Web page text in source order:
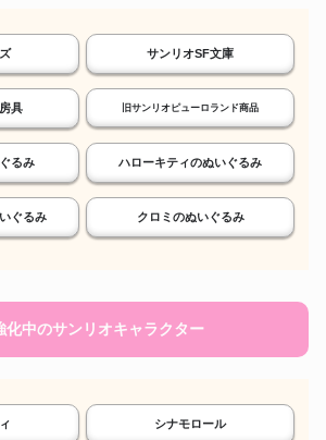
サンリオSF文庫
具 旧サンリオピューロランド商品
るみ ハローキティのぬいぐるみ
ぐるみ クロミのぬいぐるみ
化中のサンリオキャラクター
シナモロール